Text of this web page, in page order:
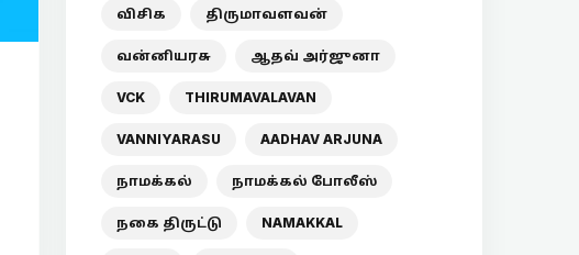
விசிக திருமாவளவன்
வன்னியரசு ஆதவ் அர்ஜுனா
VCK THIRUMAVALAVAN
VANNIYARASU AADHAV ARJUNA
நாமக்கல் நாமக்கல் போலீஸ்
நகை திருட்டு NAMAKKAL